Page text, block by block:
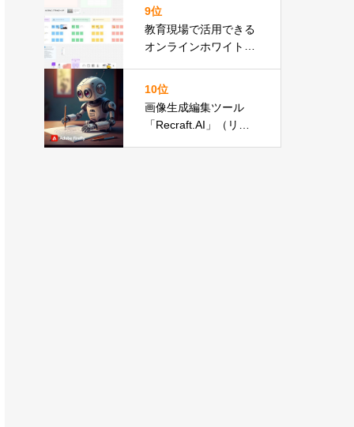
9位
教育現場で活用できる
オンラインホワイトボ
10位
画像生成編集ツール
「Recraft.AI」（リク